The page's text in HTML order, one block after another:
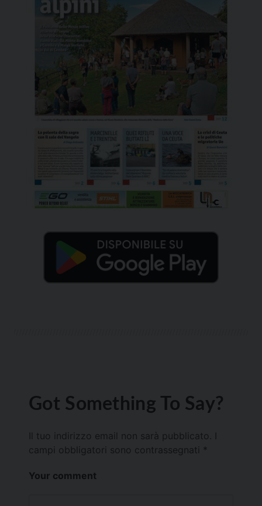
Got Something To Say?
Il tuo indirizzo email non sarà pubblicato.
campi obbligatori sono contrassegnati *
Your comment